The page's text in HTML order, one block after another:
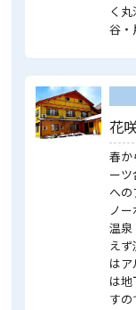
く
谷・
花
春か
ー
へ
ノ
温泉
え
は
は
すの